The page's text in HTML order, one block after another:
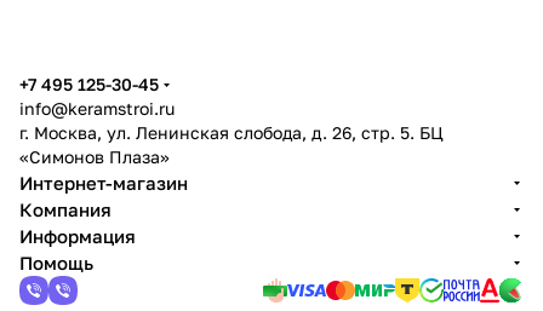
+7 495 125-30-45
info@keramstroi.ru
г. Москва, ул. Ленинская слобода, д. 26, стр. 5. БЦ
«Симонов Плаза»
Интернет-магазин
Компания
Информация
Помощь